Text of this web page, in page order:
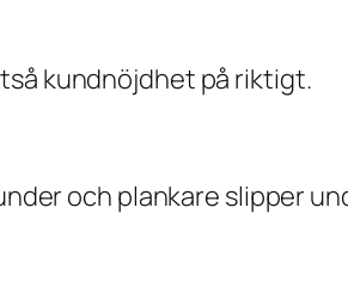
kundnöjdhet på riktigt.
och plankare slipper